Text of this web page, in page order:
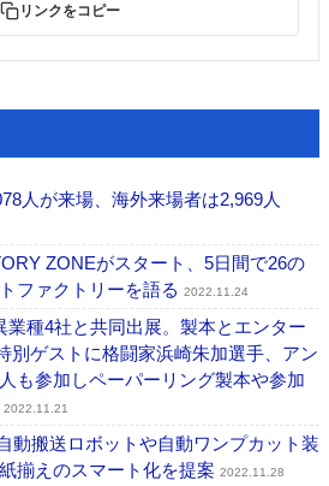
リンクをコピー
人が来場、海外来場者は2,969人
ZONEがスタート、5日間で26の
ファクトリーを語る 2022.11.24
種4社と共同出展。製本とエンター
別ゲストに格闘家浜崎朱加選手、アン
も参加しペーパーリング製本や参加
2022.11.21
動搬送ロボットや自動ワンプカット装
揃えのスマート化を提案 2022.11.28